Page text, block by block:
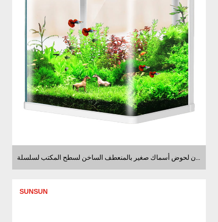
موردون لحوض أسماك صغير بالمنعطف الساخن لسطح المكتب لسلسلة HRX
SUNSUN